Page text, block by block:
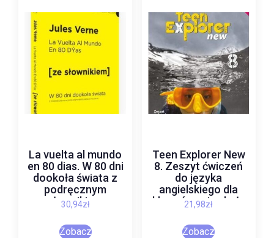
La vuelta al mundo
en 80 dias. W 80 dni
dookoła świata z
podręcznym
słownikiem
hiszpańsko-polskim
– Verne Jules
30,94zł
Zobacz
Teen Explorer New
8. Zeszyt ćwiczeń
do języka
angielskiego dla
klasy ósmej szkoły
podstawowej
21,98zł
Zobacz